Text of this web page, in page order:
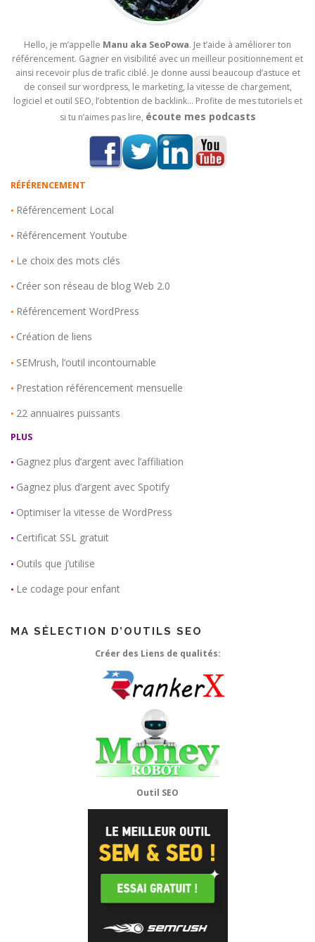
Hello, je m’appelle Manu aka SeoPowa. Je t’aide à améliorer ton
référencement. Gagner en visibilité avec un meilleur positionnement et
ainsi recevoir plus de trafic ciblé. Je donne aussi beaucoup d’astuce et
de conseil sur wordpress, le marketing, la vitesse de chargement,
logiciel et outil SEO, l’obtention de backlink… Profite de mes tutoriels et
si tu n’aimes pas lire, écoute mes podcasts
RÉFÉRENCEMENT
• Référencement Local
• Référencement Youtube
• Le choix des mots clés
• Créer son réseau de blog Web 2.0
• Référencement WordPress
• Création de liens
• SEMrush, l’outil incontournable
• Prestation référencement mensuelle
• 22 annuaires puissants
PLUS
• Gagnez plus d’argent avec l’affiliation
• Gagnez plus d’argent avec Spotify
• Optimiser la vitesse de WordPress
• Certificat SSL gratuit
• Outils que j’utilise
• Le codage pour enfant
MA SÉLECTION D’OUTILS SEO
Créer des Liens de qualités:
Outil SEO